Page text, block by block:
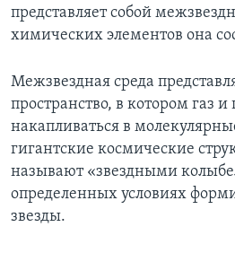
представляет собой
химических элементов она
Межзвездная среда
пространство, в котором газ
накапливаться в
гигантские космические
называют «звездными
определенных условиях
звезды.